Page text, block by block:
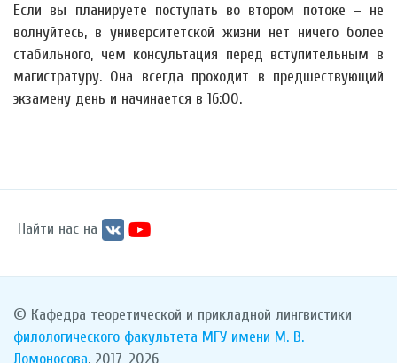
Если вы планируете поступать во втором потоке – не
волнуйтесь, в университетской жизни нет ничего более
стабильного, чем консультация перед вступительным в
магистратуру. Она всегда проходит в предшествующий
экзамену день и начинается в 16:00.
Найти нас на
© Кафедра теоретической и прикладной лингвистики
филологического факультета МГУ имени М. В.
Ломоносова, 2017-2026